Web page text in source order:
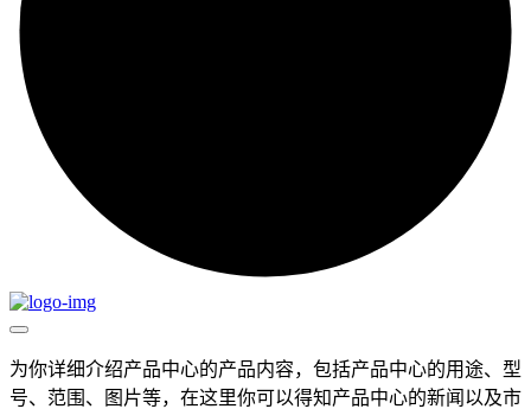
为你详细介绍产品中心的产品内容，包括产品中心的用途、型
号、范围、图片等，在这里你可以得知产品中心的新闻以及市